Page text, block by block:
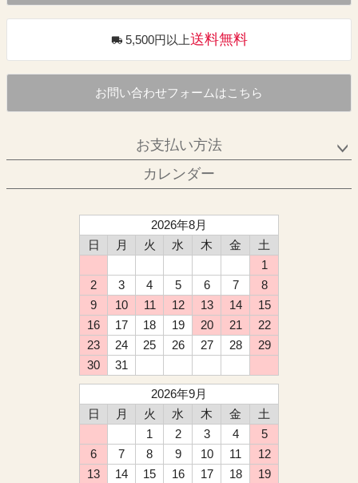
5,500円以上送料無料
お問い合わせフォームはこちら
お支払い方法
カレンダー
2026年8月
日
月 火 水 木 金
土
1
2
3 4 5 6 7
8
9
10 11 12 13 14
15
16
17 18 19 20 21
22
23
24 25 26 27 28
29
30
31
2026年9月
日
月 火 水 木 金
土
1
2 3 4
5
6
7 8 9 10 11
12
13
14 15 16 17 18
19